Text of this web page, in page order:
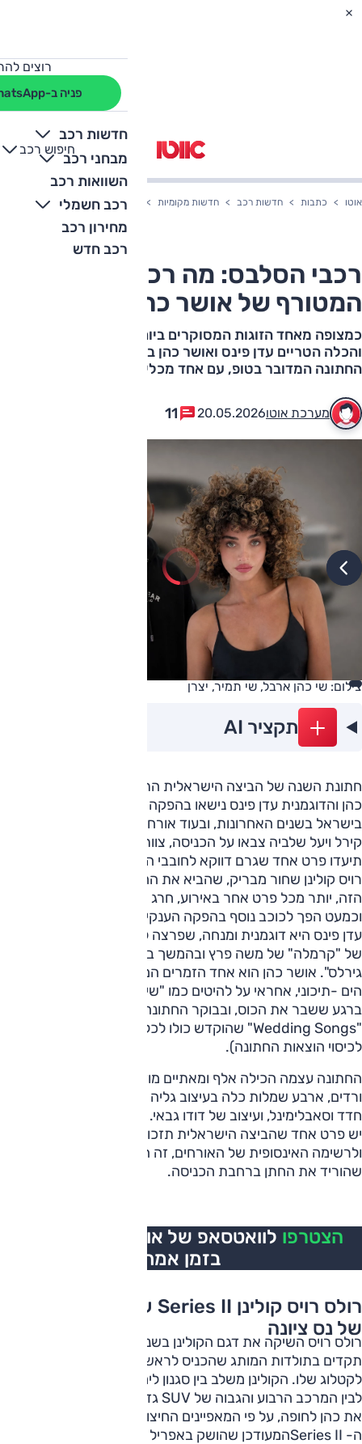
רוצים
פניה ב-WhatsApp
חדשות רכב
מבחני רכב
השוואות רכב
רכב חשמלי
מחירון רכב
רכב חדש
חיפוש רכב
+
-
אוטו כתבות חדשות רכב חדשות מקומיות רכבי הסלבס: מה רכב החתונה
רכבי הסלבס: מה רכב החתונה
המטורף של אושר כהן ועדן פינס?
כמצופה מאחד הזוגות המסוקרים ביותר בתקשורת, החתן
והכלה הטריים עדן פינס ואושר כהן בחרו להגיע לאירוע
החתונה המדובר בטופ, עם אחד מכלי הרכב היקרים בישראל
מערכת אוטו20.05.2026
11
צילום: שי כהן ארבל, שי תמיר, יצרן
תקציר AI
חתונת השנה של הביצה הישראלית התקיימה אמש, הזמר אושר
כהן והדוגמנית עדן פינס נישאו בהפקה מהמפוארות שראינו
בישראל בשנים האחרונות, ובעוד אורחים כמו עומר אדם, נועה
קירל ויעל שלביה צבאו על הכניסה, צוותי הצילום מחוץ למתחם
תיעדו פרט אחד שגרם דווקא לחובבי הרכב לעצור הכל. רולס
רויס קולינן שחור מבריק, שהביא את החתן אל החופה. הרכב
הזה, יותר מכל פרט אחר באירוע, חרג ממסגרת "רכב החתן"
וכמעט הפך לכוכב נוסף בהפקה הענקית.
עדן פינס היא דוגמנית ומנחה, שפרצה לתודעה הציבורית בקליפ
של "קרמלה" של משה פרץ ובהמשך בדוקו-ריאליטי "איט
גירלס". אושר כהן הוא אחד הזמרים המבוקשים בסצנת הפופ
הים -תיכוני, אחראי על להיטים כמו "שישרפו הקנאים" שהתנגן
ברגע ששבר את הכוס, ובבוקר החתונה שחרר מיני אלבום בשם
"Wedding Songs" שהוקדש כולו לכלתו (זה בטוח לא יזיק
לכיסוי הוצאות החתונה).
החתונה עצמה הכילה אלף ומאתיים מוזמנים, ארבעים אלף
ורדים, ארבע שמלות כלה בעיצוב גליה להב, הופעות של שרית
חדד וסאבלימינל, ועיצוב של דודו גבאי. אבל בסיכומו של ערב, אם
יש פרט אחד שהביצה הישראלית תזכור מעבר לשמלות
ולרשימה האינסופית של האורחים, זה הרכב השחור המבריק
שהוריד את החתן ברחבת הכניסה.
הצטרפו לוואטסאפ של אוטו, כל העדכונים
בזמן אמת
רולס רויס קולינן Series II על השטיח האדום
של נס ציונה
תקדים בתולדות המותג שהכניס לראשונה רכב פנאי שטח
לקטלוג שלו. הקולינן משלב בין סגנון לימוזינה קלאסי מבפנים,
לבין המרכב הרבוע והגבוה של SUV גדול מבחוץ. הדגם שהביא
את כהן לחופה, על פי המאפיינים החיצוניים בתמונה, הוא כנראה